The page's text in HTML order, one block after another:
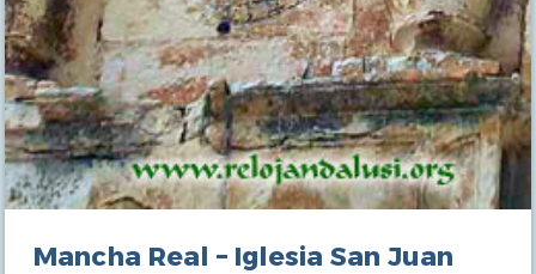
Mancha Real – Iglesia San Juan